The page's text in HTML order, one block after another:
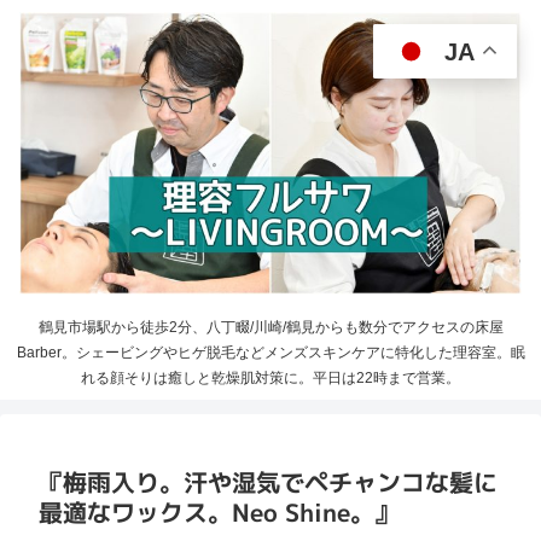
鶴見市場駅から徒歩2分、八丁畷/川崎/鶴見からも数分でアクセスの床屋
Barber。シェービングやヒゲ脱毛などメンズスキンケアに特化した理容室。眠
れる顔そりは癒しと乾燥肌対策に。平日は22時まで営業。
『梅雨入り。汗や湿気でペチャンコな髪に
最適なワックス。Neo Shine。』
JA